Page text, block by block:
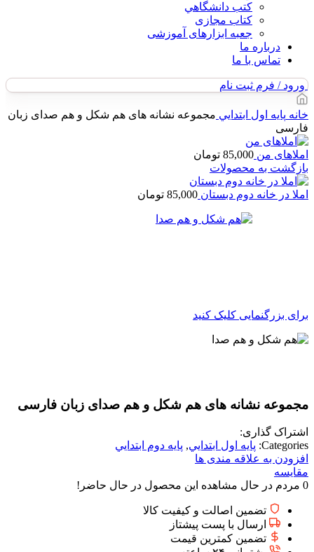
كتب دانشگاهي
کتاب مجازی
جعبه ابزارهای آموزشی
درباره ما
تماس با ما
ورود / فرم ثبت نام
خانه پايه اول ابتدايي مجموعه نشانه های هم شکل و هم صدای زبان
فارسی
املاهای من 85,000 تومان
بازگشت به محصولات
املا در خانه دوم دبستان 85,000 تومان
برای بزرگنمایی کلیک کنید
مجموعه نشانه های هم شکل و هم صدای زبان فارسی
اشتراک گذاری:
Categories: پايه اول ابتدايي, پايه دوم ابتدايي
افزودن به علاقه مندی ها
مقایسه
0 مردم در حال مشاهده این محصول در حال حاضر!
تضمین اصالت و کیفیت کالا
ارسال با پست پیشتاز
تضمین کمترین قیمت